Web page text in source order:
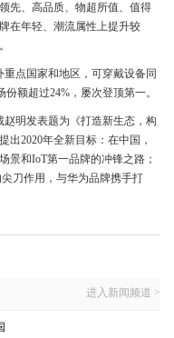
先、高品质、物超所值、值得
在年轻、潮流属性上提升较
点国家和地区，可穿戴设备同
额超过24%，屡次登顶第一。
赵明发表题为《打造新生态，构
出2020年全新目标：在中国，
景和IoT第一品牌的冲锋之路；
刀作用，与华为品牌携手打
进入新闻频道 >